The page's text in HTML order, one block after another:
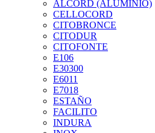
ALCORD (ALUMINIO)
CELLOCORD
CITOBRONCE
CITODUR
CITOFONTE
E106
E30300
E6011
E7018
ESTAÑO
FACILITO
INDURA